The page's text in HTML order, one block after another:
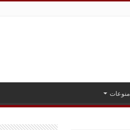
منوعات